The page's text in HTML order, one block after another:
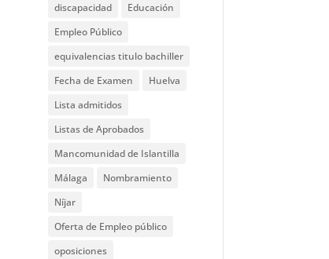
discapacidad
Educación
Empleo Público
equivalencias titulo bachiller
Fecha de Examen
Huelva
Lista admitidos
Listas de Aprobados
Mancomunidad de Islantilla
Málaga
Nombramiento
Níjar
Oferta de Empleo público
oposiciones